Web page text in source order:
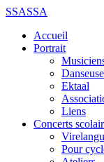
SSASSA
Accueil
Portrait
Ektaal
Liens
Concerts
Pour